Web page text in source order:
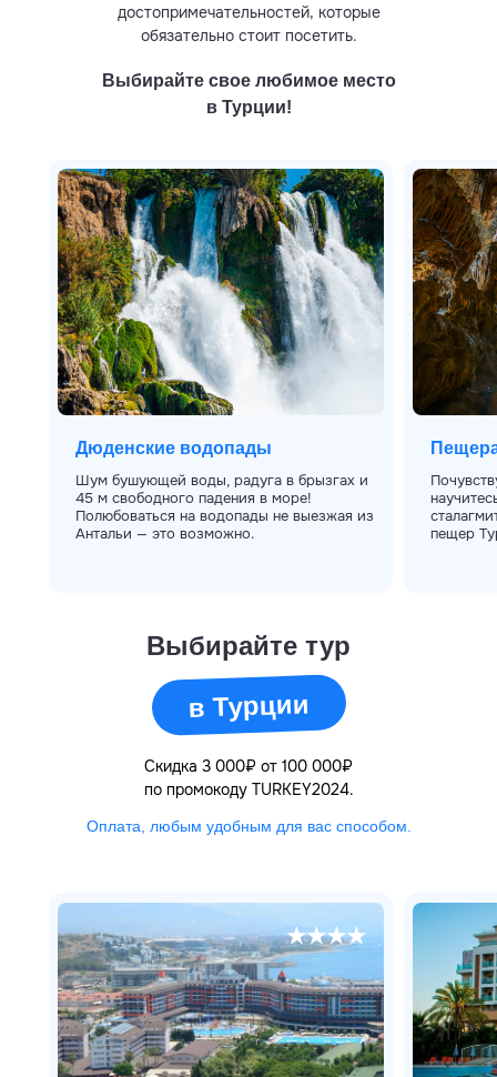
достопримечательностей, которые
обязательно стоит посетить.
Выбирайте свое любимое место
в Турции!
Дюденские водопады
Шум бушующей воды, радуга в брызгах и
45 м свободного падения в море!
Полюбоваться на водопады не выезжая из
Антальи — это возможно.
пещер
Скидка 3 000₽ от 100 000₽
по промокоду TURKEY2024.
Оплата, любым удобным для вас способом.
в Турции
Выбирайте тур
★★★★